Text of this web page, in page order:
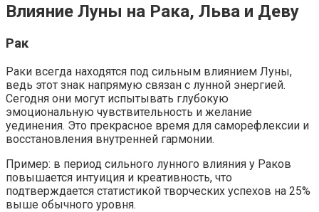
Влияние Луны на Рака, Льва и Деву
Рак
Раки всегда находятся под сильным влиянием Луны,
ведь этот знак напрямую связан с лунной энергией.
Сегодня они могут испытывать глубокую
эмоциональную чувствительность и желание
уединения. Это прекрасное время для саморефлексии и
восстановления внутренней гармонии.
Пример: в период сильного лунного влияния у Раков
повышается интуиция и креативность, что
подтверждается статистикой творческих успехов на 25%
выше обычного уровня.